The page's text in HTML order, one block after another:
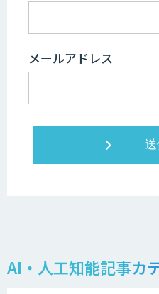
メールアドレス
AI・人工知能記事カ